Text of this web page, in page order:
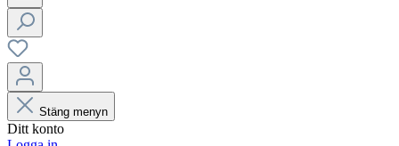
Stäng menyn
Ditt konto